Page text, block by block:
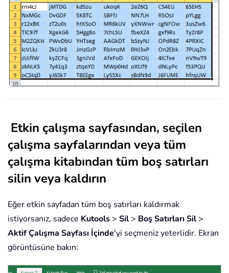
Etkin çalışma sayfasından, seçilen
çalışma sayfalarından veya tüm
çalışma kitabından tüm boş satırları
silin veya kaldırın
Eğer etkin sayfadan tüm boş satırları kaldırmak
istiyorsanız, sadece Kutools > Sil > Boş Satırları Sil >
Aktif Çalışma Sayfası İçinde'yi seçmeniz yeterlidir. Ekran
görüntüsüne bakın: